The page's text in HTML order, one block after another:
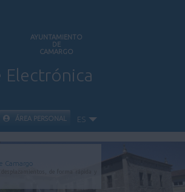
AYUNTAMIENTO
DE
CAMARGO
Electrónica
INICIO
PÚBLICA
CARPETA CIUDADANA
ÁREA PERSONAL ES
Camargo